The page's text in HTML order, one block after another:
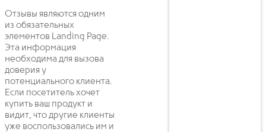
Отзывы являются одним
из обязательных
элементов Landing Page.
Эта информация
необходима для вызова
доверия у
потенциального клиента.
Если посетитель хочет
купить ваш продукт и
видит, что другие клиенты
уже воспользовались им и